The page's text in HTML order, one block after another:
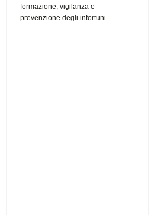
formazione, vigilanza e
prevenzione degli infortuni.